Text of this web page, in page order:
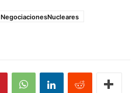
NegociacionesNucleares